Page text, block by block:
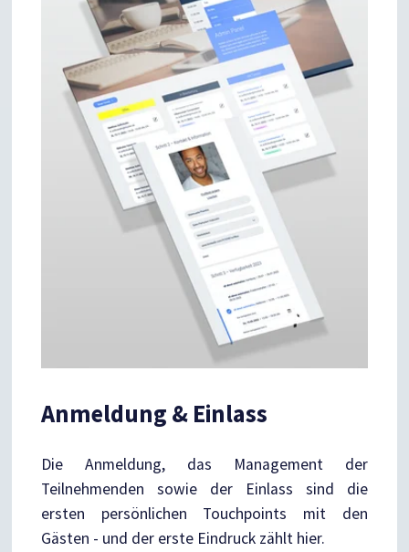
Anmeldung & Einlass
Die Anmeldung, das Management der
Teilnehmenden sowie der Einlass sind die
ersten persönlichen Touchpoints mit den
Gästen - und der erste Eindruck zählt hier.